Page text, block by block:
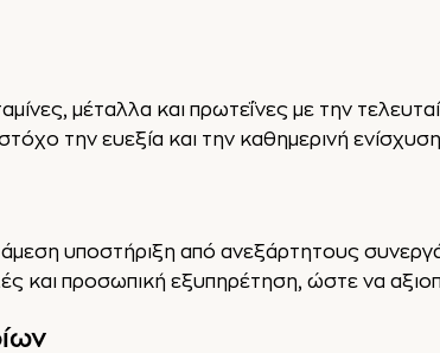
μέταλλα και πρωτεΐνες με την
την ευεξία και την καθημερινή
άμεση υποστήριξη από ανεξάρτητους
και προσωπική εξυπηρέτηση, ώστε να